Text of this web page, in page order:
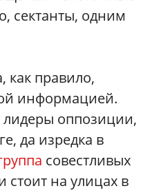
сектанты, одним
как правило,
информацией.
оппозиции,
да изредка в
совестливых
на улицах в